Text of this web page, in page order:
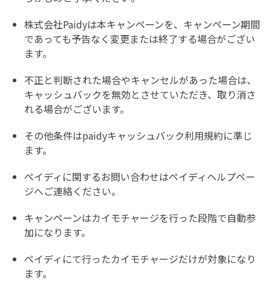
株式会社Paidyは本キャンペーンを、キャンペーン期間
であっても予告なく変更または終了する場合がござい
ます。
不正と判断された場合やキャンセルがあった場合は、
キャッシュバックを無効とさせていただき、取り消さ
れる場合がございます。
その他条件はpaidyキャッシュバック利用規約に準じ
ます。
ペイディに関するお問い合わせはペイディヘルプペー
ジへご連絡ください。
キャンペーンはカイモチャージを行った段階で自動参
加になります。
ペイディにて行ったカイモチャージだけが対象になり
ます。